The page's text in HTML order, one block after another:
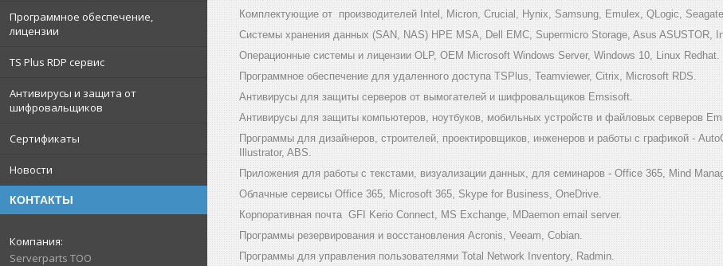
Программное обеспечение,
лицензии
TS Plus RDP сервис
Антивирусы и защита от
шифровальщиков
Сертификаты
Новости
КОНТАКТЫ
Serverparts ТОО
Комплектующие от производителей Intel, Micron, Crucial, Hynix, Samsung, Emulex, QLogic,
Системы хранения данных (SAN, NAS) HPE MSA, Dell EMC, Supermicro Storage, Asus ASUSTOR,
Операционные системы и лицензии OLP, OEM Microsoft Windows Server, Windows 10, Linux Redhat.
Программное обеспечение для удаленного доступа TSPlus, Teamviewer, Citrix, Microsoft RDS.
Антивирусы для защиты серверов от вымогателей и шифровальщиков Emsisoft.
Антивирусы для защиты компьютеров, ноутбуков, мобильных устройств и файловых серверов
Программы для дизайнеров, строителей, проектировщиков, инженеров и работы с графикой -
Illustrator, ABS.
Приложения для работы с текстами, визуализации данных, для семинаров - Office 365, Mind
Облачные сервисы Office 365, Microsoft 365, Skype for Business, OneDrive.
Корпоративная почта GFI Kerio Connect, MS Exchange, MDaemon email server.
Программы резервирования и восстановления Acronis, Veeam, Cobian.
Программы для управления пользователями Total Network Inventory, Radmin.